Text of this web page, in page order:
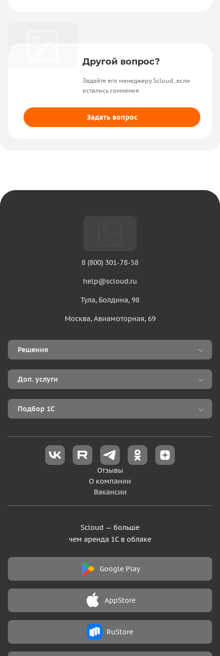
Другой вопрос?
Задайте его менеджеру Scloud, если
остались сомнения
Задать вопрос
8 (800) 301-78-58
help@scloud.ru
Тула, Болдина, 98
Москва, Авиамоторная, 69
Решения
1С Фреш
Локальная 1С
Доп. услуги
Доработка 1С
Сопровождение 1С
Подбор 1С
Об 1С: Предприятие
Работа в 1С Онлайн
О компании
Отзывы
Вакансии
Scloud — больше
чем аренда 1С в облаке
Google Play
AppStore
RuStore